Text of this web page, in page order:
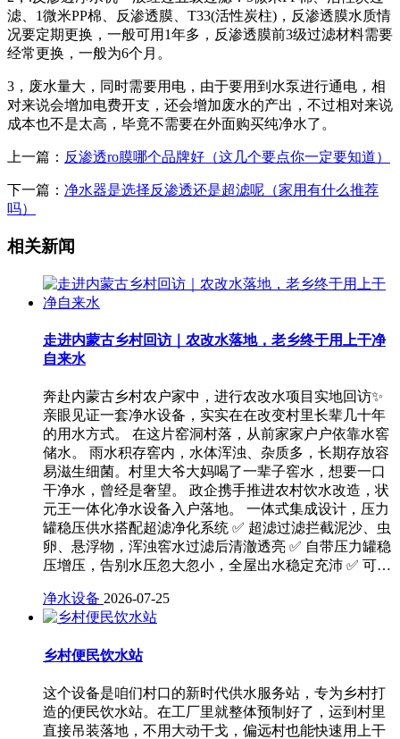
滤、1微米PP棉、反渗透膜、T33(活性炭柱)，反渗透膜水质情
况要定期更换，一般可用1年多，反渗透膜前3级过滤材料需要
经常更换，一般为6个月。
3，废水量大，同时需要用电，由于要用到水泵进行通电，相
对来说会增加电费开支，还会增加废水的产出，不过相对来说
成本也不是太高，毕竟不需要在外面购买纯净水了。
上一篇： 反渗透ro膜哪个品牌好（这几个要点你一定要知道）
下一篇： 净水器是选择反渗透还是超滤呢（家用有什么推荐
吗）
相关新闻
走进内蒙古乡村回访｜农改水落地，老乡终于用上干净
自来水
奔赴内蒙古乡村农户家中，进行农改水项目实地回访✨
亲眼见证一套净水设备，实实在在改变村里长辈几十年
的用水方式。 在这片窑洞村落，从前家家户户依靠水窖
储水。 雨水积存窖内，水体浑浊、杂质多，长期存放容
易滋生细菌。村里大爷大妈喝了一辈子窖水，想要一口
干净水，曾经是奢望。 政企携手推进农村饮水改造，状
元王一体化净水设备入户落地。 一体式集成设计，压力
罐稳压供水搭配超滤净化系统 ✅ 超滤过滤拦截泥沙、虫
卵、悬浮物，浑浊窖水过滤后清澈透亮 ✅ 自带压力罐稳
压增压，告别水压忽大忽小，全屋出水稳定充沛 ✅ 可…
净水设备 2026-07-25
乡村便民饮水站
这个设备是咱们村口的新时代供水服务站，专为乡村打
造的便民饮水站。在工厂里就整体预制好了，运到村里
直接吊装落地，不用大动干戈，偏远村也能快速用上干